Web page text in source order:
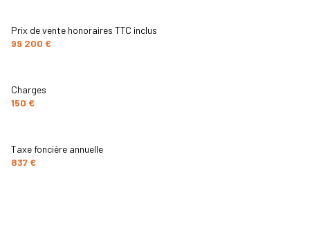
Prix de vente honoraires TTC inclus
99 200 €
Charges
150 €
Taxe foncière annuelle
837 €